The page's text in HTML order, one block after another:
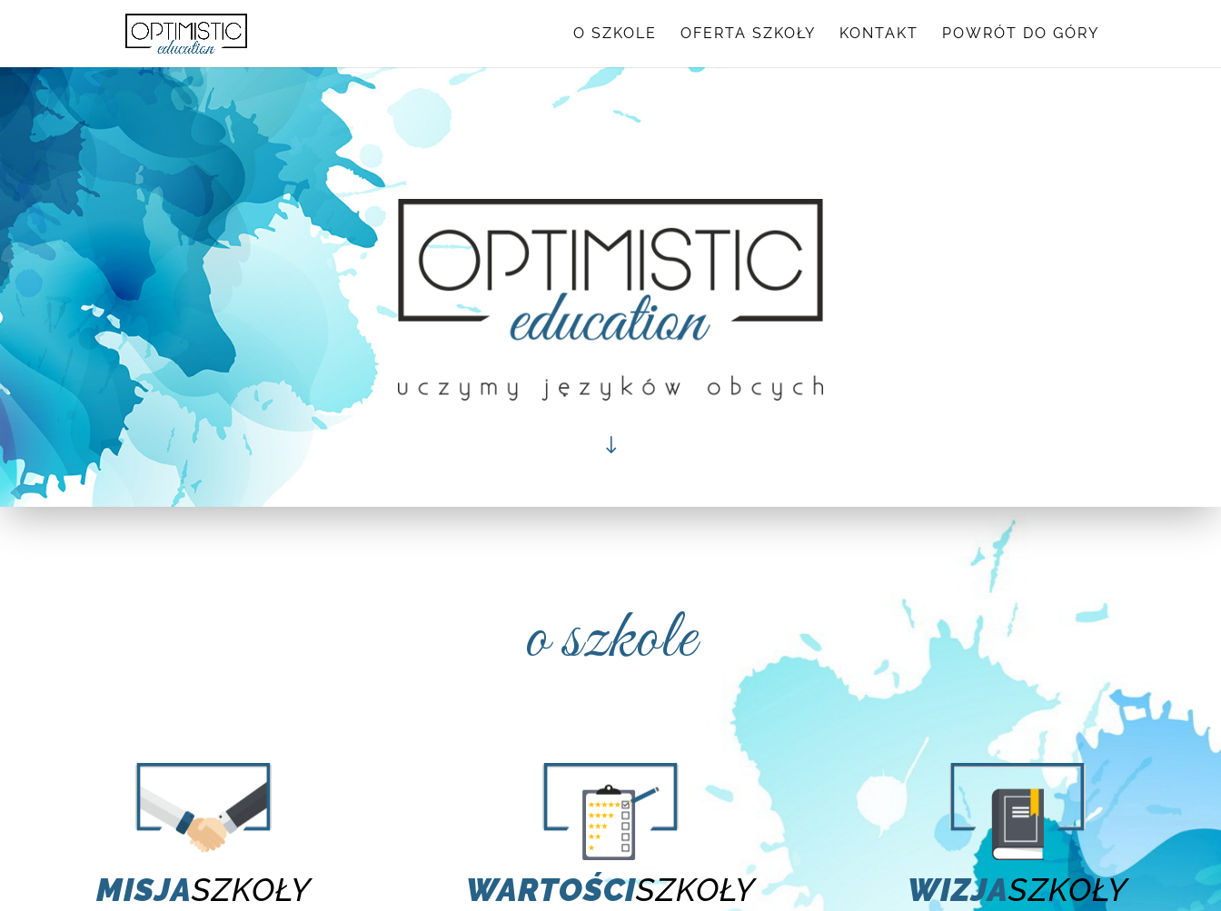
O SZKOLE OFERTA SZKOŁY KONTAKT POWRÓT DO GÓRY
"
o szkole
MISJASZKOŁY WARTOŚCISZKOŁY WIZJASZKOŁY